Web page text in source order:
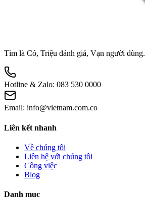
Tìm là Có, Triệu đánh giá, Vạn người dùng.
Hotline & Zalo: 083 530 0000
Email: info@vietnam.com.co
Liên kết nhanh
Về chúng tôi
Liên hệ với chúng tôi
Công việc
Blog
Danh mục